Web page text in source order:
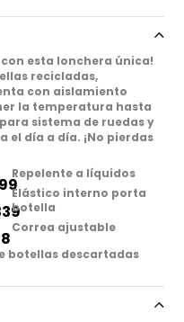
esta lonchera única!
recicladas,
con aislamiento
la temperatura hasta
sistema de ruedas y
día a día. ¡No pierdas
Repelente a líquidos
Elástico interno porta
botella
Correa ajustable
botellas descartadas